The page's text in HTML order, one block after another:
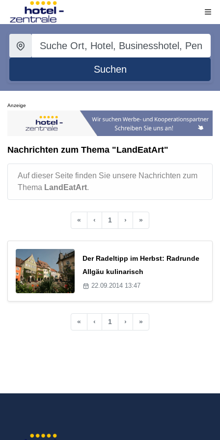
Suchen
Anzeige
Nachrichten zum Thema "LandEatArt"
Auf dieser Seite finden Sie unsere Nachrichten zum
Thema LandEatArt.
« ‹ 1 › »
Der Radeltipp im Herbst: Radrunde
Allgäu kulinarisch
22.09.2014 13:47
« ‹ 1 › »